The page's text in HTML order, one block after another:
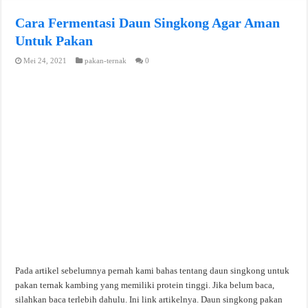
Cara Fermentasi Daun Singkong Agar Aman
Untuk Pakan
Mei 24, 2021 pakan-ternak 0
Pada artikel sebelumnya pernah kami bahas tentang daun singkong untuk
pakan ternak kambing yang memiliki protein tinggi. Jika belum baca,
silahkan baca terlebih dahulu. Ini link artikelnya. Daun singkong pakan